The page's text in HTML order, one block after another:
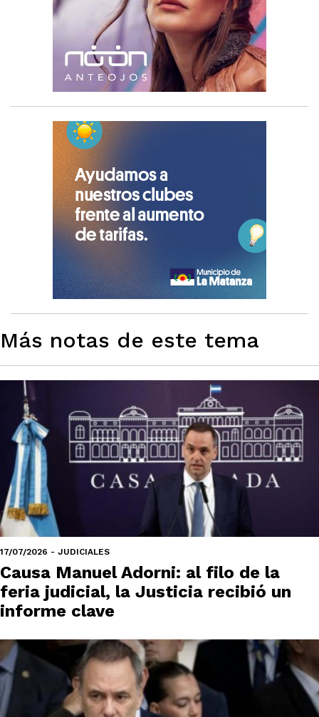
Más notas de este tema
17/07/2026 - JUDICIALES
Causa Manuel Adorni: al filo de la
feria judicial, la Justicia recibió un
informe clave